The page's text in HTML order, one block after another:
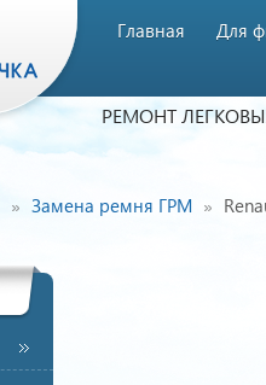
РЕМОНТ
Главная Для
Замена ремня ГРМ